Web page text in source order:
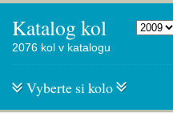
Katalog kol
2076 kol v katalogu
Vyberte si kolo